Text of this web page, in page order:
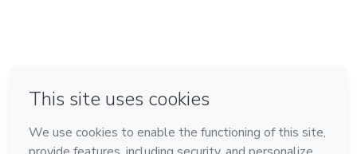
Hecho con❤ en Belo Horizonte